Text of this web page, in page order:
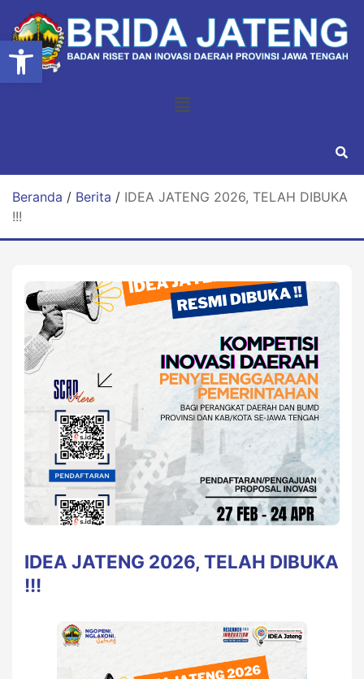
Open toolbar
Beranda / Berita / IDEA JATENG 2026, TELAH DIBUKA
!!!
IDEA JATENG 2026, TELAH DIBUKA
!!!